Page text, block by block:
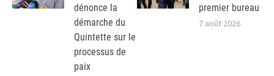
dénonce la
démarche du
Quintette sur le
processus de
paix
premier bureau
7 août 2026